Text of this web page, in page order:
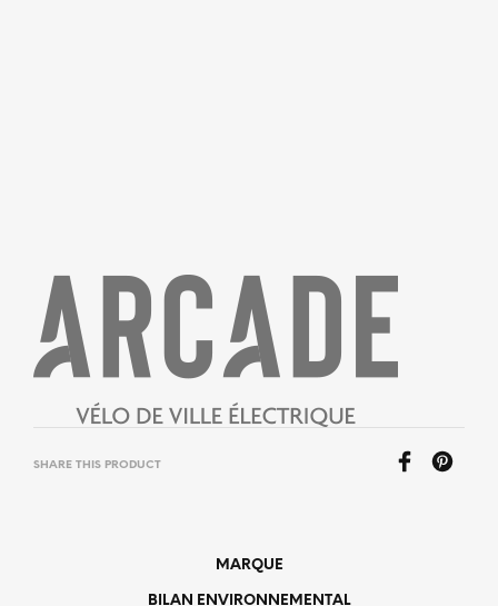
SHARE THIS PRODUCT
MARQUE
BILAN ENVIRONNEMENTAL